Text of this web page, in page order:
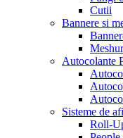
Cutii
Bannere si
Autocolante
Sisteme de
Roll-